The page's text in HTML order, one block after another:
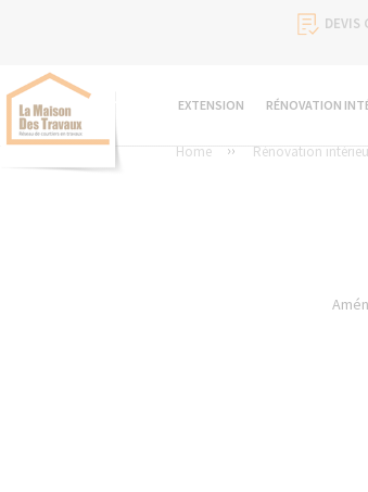
DEVIS
EXTENSION RÉNOVATION
Home Rénovation